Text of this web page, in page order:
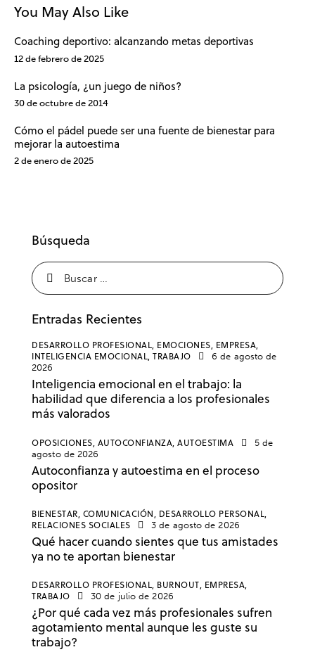
You May Also Like
Coaching deportivo: alcanzando metas deportivas
12 de febrero de 2025
La psicología, ¿un juego de niños?
30 de octubre de 2014
Cómo el pádel puede ser una fuente de bienestar para
mejorar la autoestima
2 de enero de 2025
Búsqueda
Entradas Recientes
DESARROLLO PROFESIONAL, EMOCIONES, EMPRESA,
INTELIGENCIA EMOCIONAL, TRABAJO
6 de agosto de
2026
Inteligencia emocional en el trabajo: la
habilidad que diferencia a los profesionales
más valorados
OPOSICIONES, AUTOCONFIANZA, AUTOESTIMA
5 de
agosto de 2026
Autoconfianza y autoestima en el proceso
opositor
BIENESTAR, COMUNICACIÓN, DESARROLLO PERSONAL,
RELACIONES SOCIALES
3 de agosto de 2026
Qué hacer cuando sientes que tus amistades
ya no te aportan bienestar
DESARROLLO PROFESIONAL, BURNOUT, EMPRESA,
TRABAJO
30 de julio de 2026
¿Por qué cada vez más profesionales sufren
agotamiento mental aunque les guste su
trabajo?